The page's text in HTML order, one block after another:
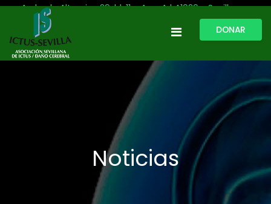
Avda. de Altamira, 29, bl. 11 – Acc. A | 41020 - Sevilla
954 513 999
ictussevilla@hotmail.com
DONAR
Noticias